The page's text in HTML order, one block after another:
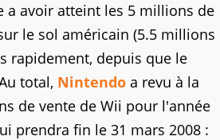
a avoir atteint les 5 millions de
le sol américain (5.5 millions
rapidement, depuis que le
total, Nintendo a revu à la
de vente de Wii pour l'année
prendra fin le 31 mars 2008 :